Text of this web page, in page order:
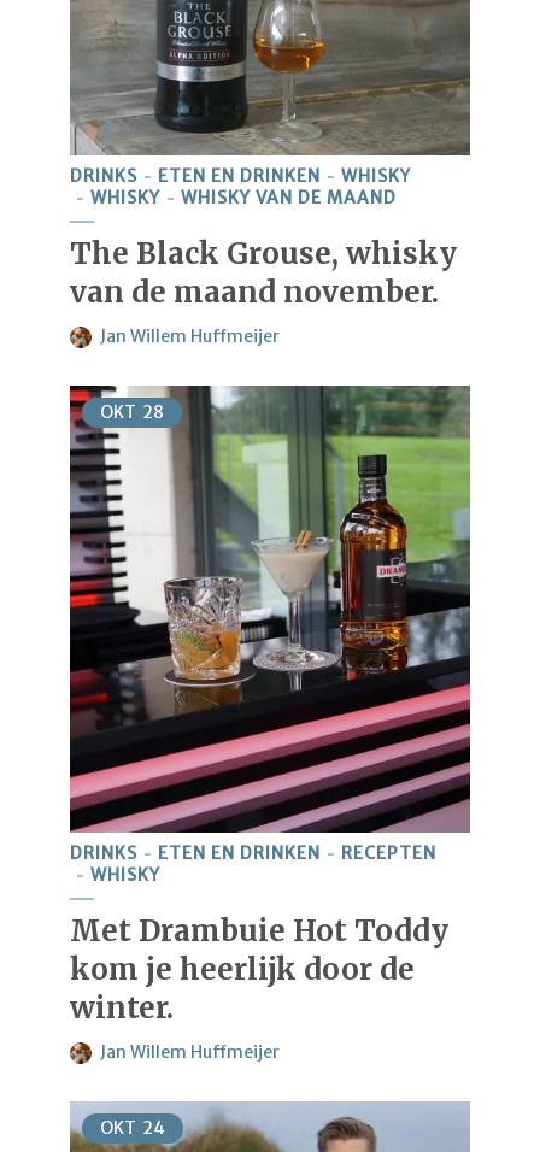
DRINKS ETEN EN DRINKEN
WHISKY
WHISKY
WHISKY VAN DE MAAND
The Black Grouse, whisky
van de maand november.
Jan Willem Huffmeijer
OKT 28
DRINKS ETEN EN DRINKEN
RECEPTEN
WHISKY
Met Drambuie Hot Toddy
kom je heerlijk door de
winter.
Jan Willem Huffmeijer
OKT 24